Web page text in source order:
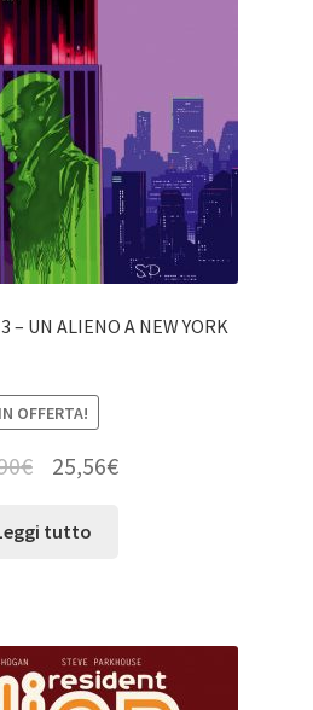
– UN ALIENO A NEW YORK
IN OFFERTA!
€ 25,56€
tutto